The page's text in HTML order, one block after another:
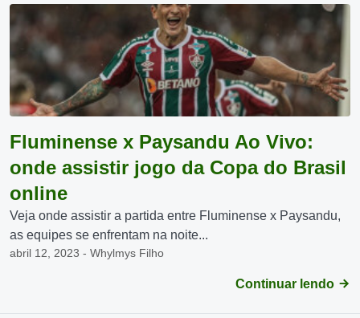
Fluminense x Paysandu Ao Vivo:
onde assistir jogo da Copa do Brasil
online
Veja onde assistir a partida entre Fluminense x Paysandu,
as equipes se enfrentam na noite...
abril 12, 2023 - Whylmys Filho
Continuar lendo